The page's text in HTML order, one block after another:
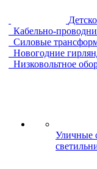
Кабельно-
Силовые
Новогодние
Низковольтное
Уличные